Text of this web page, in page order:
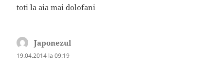
toti la aia mai dolofani
Japonezul
19.04.2014 la 09:19